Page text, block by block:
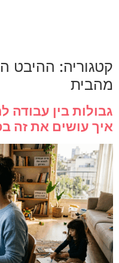
קטגוריה: ההיבט
מהבית
גבולות בין עבודה
איך עושים את זה